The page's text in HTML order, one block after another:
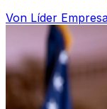
Von Líder